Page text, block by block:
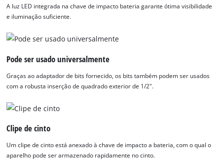
A luz LED integrada na chave de impacto bateria garante ótima visibilidade
e iluminação suficiente.
Pode ser usado universalmente
Graças ao adaptador de bits fornecido, os bits também podem ser usados
com a robusta inserção de quadrado exterior de 1/2".
Clipe de cinto
Um clipe de cinto está anexado à chave de impacto a bateria, com o qual o
aparelho pode ser armazenado rapidamente no cinto.